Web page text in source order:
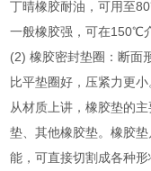
丁晴橡胶耐油，可用至
一般橡胶强，可在150℃
(2) 橡胶密封垫圈：断面
比平垫圈好，压紧力更小
从材质上讲，橡胶垫的
垫、其他橡胶垫。橡胶
能，可直接切割成各种